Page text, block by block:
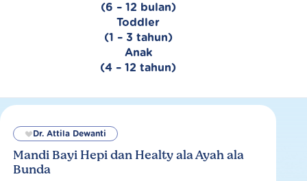
(6 – 12 bulan)
Toddler
(1 – 3 tahun)
Anak
(4 – 12 tahun)
Dr. Attila Dewanti
Mandi Bayi Hepi dan Healty ala Ayah ala
Bunda